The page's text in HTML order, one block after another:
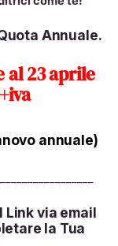
Annuale.
al 23 aprile
annuale)
Link via email
la Tua